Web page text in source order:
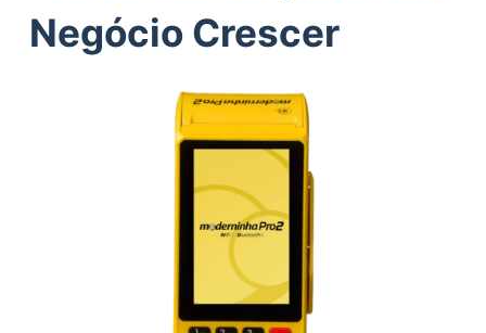
Negócio Crescer